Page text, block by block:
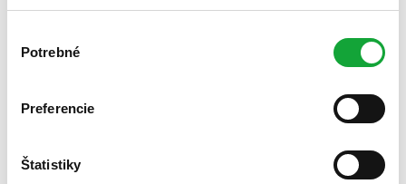
súhlasu
Potrebné
Preferencie
Štatistiky